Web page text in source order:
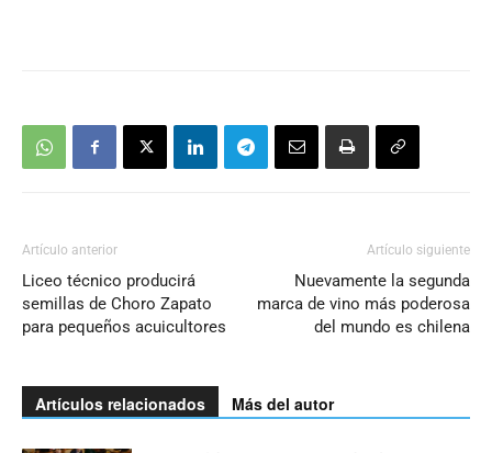
Artículo anterior
Liceo técnico producirá
semillas de Choro Zapato
para pequeños acuicultores
Artículo siguiente
Nuevamente la segunda
marca de vino más poderosa
del mundo es chilena
Artículos relacionados Más del autor